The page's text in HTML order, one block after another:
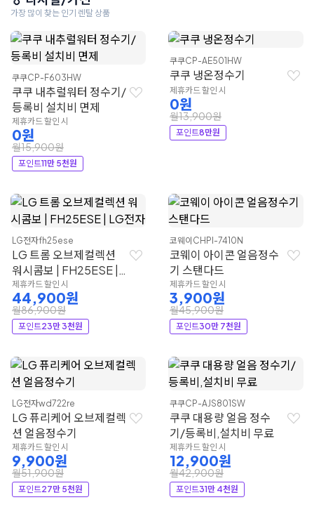
가장 많이 찾는 인기 렌탈 상품
쿠쿠CP-F603HW
쿠쿠 내추럴워터 정수기/
등록비 설치비 면제
제휴카드 할인 시
0원
월15,900원
포인트11만 5천원
쿠쿠CP-AE501HW
쿠쿠 냉온정수기
제휴카드 할인 시
0원
월13,900원
포인트8만원
LG전자fh25ese
LG 트롬 오브제컬렉션
워시콤보 | FH25ESE |
LG전자
제휴카드 할인 시
44,900원
월86,900원
포인트23만 3천원
코웨이 CHPI-7410N
코웨이 아이콘 얼음정수
기 스탠다드
제휴카드 할인 시
3,900원
월45,900원
포인트30만 7천원
LG전자wd722re
LG 퓨리케어 오브제컬렉
션 얼음정수기
제휴카드 할인 시
9,900원
월51,900원
포인트27만 5천원
쿠쿠CP-AJS801SW
쿠쿠 대용량 얼음 정수
기/등록비,설치비 무료
제휴카드 할인 시
12,900원
월42,900원
포인트31만 4천원